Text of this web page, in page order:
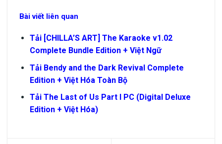
Bài viết liên quan
Tải [CHILLA’S ART] The Karaoke v1.02
Complete Bundle Edition + Việt Ngữ
Tải Bendy and the Dark Revival Complete
Edition + Việt Hóa Toàn Bộ
Tải The Last of Us Part I PC (Digital Deluxe
Edition + Việt Hóa)